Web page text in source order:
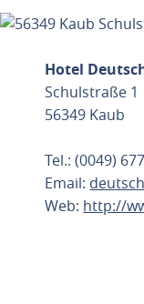
Hotel
Schulstraße 1
56349 Kaub
Tel.: (0049)
Email:
Web: http://